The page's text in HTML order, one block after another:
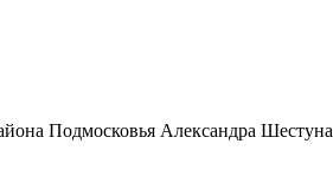
Подмосковья Александра